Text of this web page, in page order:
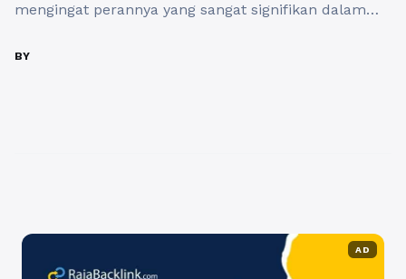
mengingat perannya yang sangat signifikan dalam
Mirzani Djausal dikenal sebagai seorang pemimpin
BY
AD